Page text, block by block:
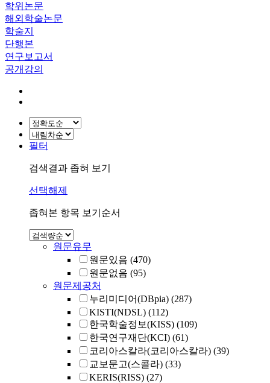
학위논문
해외학술논문
학술지
단행본
연구보고서
공개강의
필터
검색결과 좁혀 보기
선택해제
좁혀본 항목 보기순서
원문유무
원문있음 (470)
원문없음 (95)
원문제공처
누리미디어(DBpia) (287)
KISTI(NDSL) (112)
한국학술정보(KISS) (109)
한국연구재단(KCI) (61)
코리아스칼라(코리아스칼라) (39)
교보문고(스콜라) (33)
KERIS(RISS) (27)